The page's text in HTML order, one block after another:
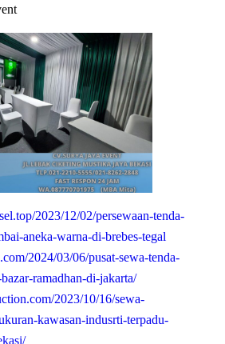
2023/12/02/persewaan-tenda-
aneka-warna-di-brebes-tegal
2024/03/06/pusat-sewa-tenda-
ramadhan-di-jakarta/
2023/10/16/sewa-
kawasan-indusrti-terpadu-